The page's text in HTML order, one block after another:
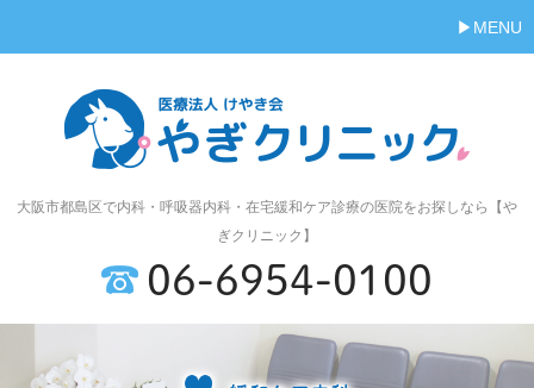
MENU
大阪市都島区で内科・呼吸器内科・在宅緩和ケア診療の医院をお探しなら【や
ぎクリニック】
06-6954-0100